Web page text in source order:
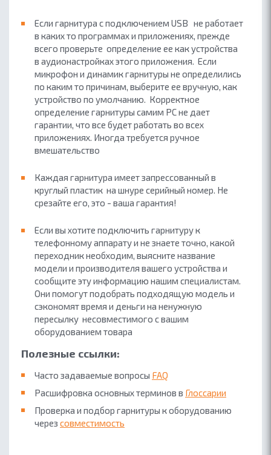
Если гарнитура с подключением USB не работает
в каких то программах и приложениях, прежде
всего проверьте определение ее как устройства
в аудионастройках этого приложения. Если
микрофон и динамик гарнитуры не определились
по каким то причинам, выберите ее вручную, как
устройство по умолчанию. Корректное
определение гарнитуры самим PC не дает
гарантии, что все будет работать во всех
приложениях. Иногда требуется ручное
вмешательство
Каждая гарнитура имеет запрессованный в
круглый пластик на шнуре серийный номер. Не
срезайте его, это - ваша гарантия!
Если вы хотите подключить гарнитуру к
телефонному аппарату и не знаете точно, какой
переходник необходим, выясните название
модели и производителя вашего устройства и
сообщите эту информацию нашим специалистам.
Они помогут подобрать подходящую модель и
сэкономят время и деньги на ненужную
пересылку несовместимого с вашим
оборудованием товара
Полезные ссылки:
Часто задаваемые вопросы FAQ
Расшифровка основных терминов в Глоссарии
Проверка и подбор гарнитуры коборудованию
через совместимость